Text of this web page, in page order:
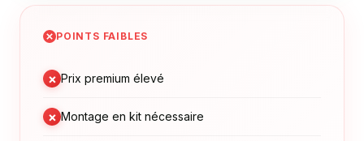
POINTS FAIBLES
× Prix premium élevé
× Montage en kit nécessaire